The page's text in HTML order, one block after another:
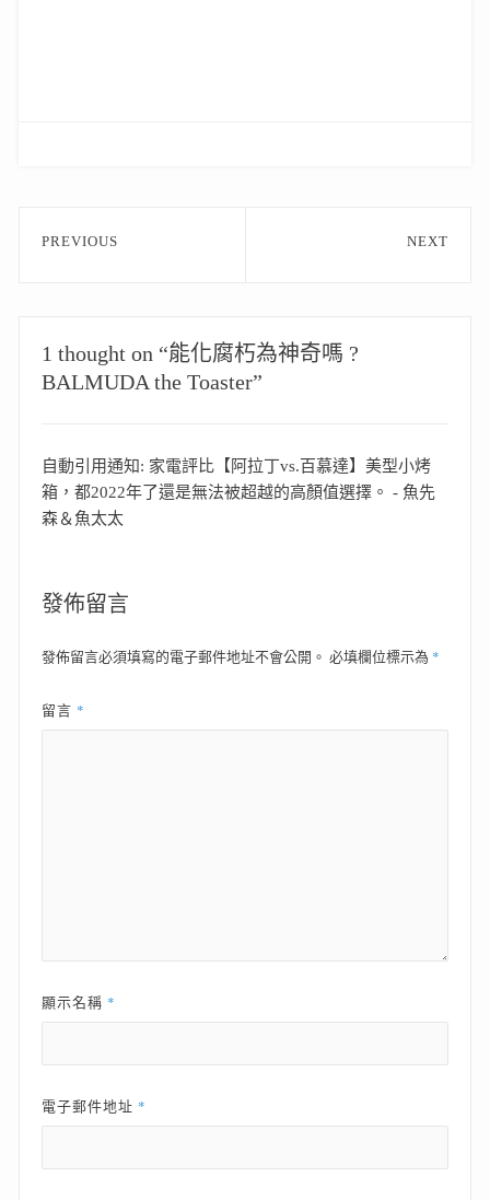
文
PREVIOUS NEXT
1 thought on “能化腐朽為神奇嗎 ?
BALMUDA the Toaster”
自動引用通知: 家電評比【阿拉丁vs.百慕達】美型小烤
箱，都2022年了還是無法被超越的高顏值選擇。 - 魚先
森＆魚太太
發佈留言
發佈留言必須填寫的電子郵件地址不會公開。 必填欄位標示為 *
留言 *
顯示名稱 *
電子郵件地址 *